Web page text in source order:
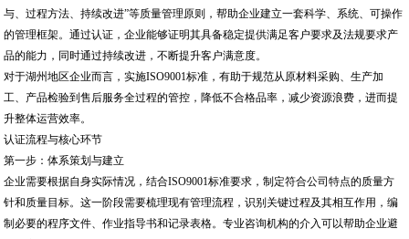
与、过程方法、持续改进”等质量管理原则，帮助企业建立一套科学、系统、可操作
的管理框架。通过认证，企业能够证明其具备稳定提供满足客户要求及法规要求产
品的能力，同时通过持续改进，不断提升客户满意度。
对于湖州地区企业而言，实施ISO9001标准，有助于规范从原材料采购、生产加
工、产品检验到售后服务全过程的管控，降低不合格品率，减少资源浪费，进而提
升整体运营效率。
认证流程与核心环节
第一步：体系策划与建立
企业需要根据自身实际情况，结合ISO9001标准要求，制定符合公司特点的质量方
针和质量目标。这一阶段需要梳理现有管理流程，识别关键过程及其相互作用，编
制必要的程序文件、作业指导书和记录表格。专业咨询机构的介入可以帮助企业避